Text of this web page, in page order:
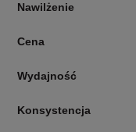
Nawilżenie
Cena
Wydajność
Konsystencja